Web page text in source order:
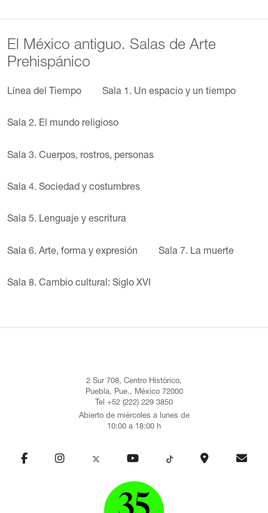
El México antiguo. Salas de Arte
Prehispánico
Línea del Tiempo Sala 1. Un espacio y un tiempo
Sala 2. El mundo religioso
Sala 3. Cuerpos, rostros, personas
Sala 4. Sociedad y costumbres
Sala 5. Lenguaje y escritura
Sala 6. Arte, forma y expresión Sala 7. La muerte
Sala 8. Cambio cultural: Siglo XVI
2 Sur 708, Centro Histórico,
Puebla, Pue., México 72000
Tel +52 (222) 229 3850
Abierto de miércoles a lunes de
10:00 a 18:00 h